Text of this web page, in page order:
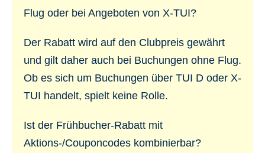
Flug oder bei Angeboten von X-TUI?
Der Rabatt wird auf den Clubpreis gewährt
und gilt daher auch bei Buchungen ohne Flug.
Ob es sich um Buchungen über TUI D oder X-
TUI handelt, spielt keine Rolle.
Ist der Frühbucher-Rabatt mit
Aktions-/Couponcodes kombinierbar?